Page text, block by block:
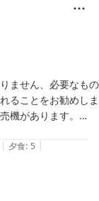
ません、必要なもの
ることをお勧めしま
機があります。
刺しまであり大満足
しい！！
| 夕食: 5 |